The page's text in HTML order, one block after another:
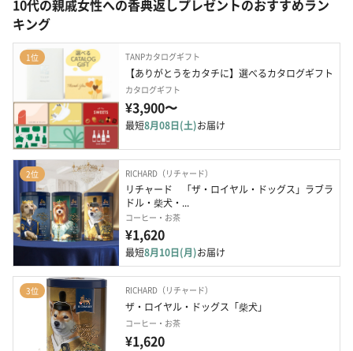
10代の親戚女性への香典返しプレゼントのおすすめラン
キング
1位 TANPカタログギフト
【ありがとうをカタチに】選べるカタログギフト
カタログギフト
¥3,900〜
最短8月08日(土)お届け
2位 RICHARD（リチャード）
リチャード　「ザ・ロイヤル・ドッグス」ラブラ
ドル・柴犬・...
コーヒー・お茶
¥1,620
最短8月10日(月)お届け
3位 RICHARD（リチャード）
ザ・ロイヤル・ドッグス「柴犬」
コーヒー・お茶
¥1,620